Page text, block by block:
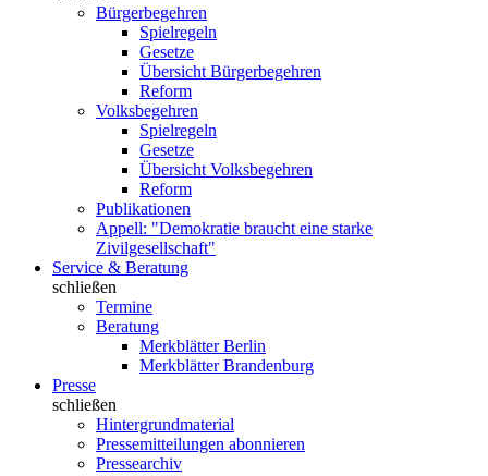
Bürgerbegehren
Spielregeln
Gesetze
Übersicht Bürgerbegehren
Reform
Volksbegehren
Spielregeln
Gesetze
Übersicht Volksbegehren
Reform
Publikationen
Appell: "Demokratie braucht eine starke
Zivilgesellschaft"
Service & Beratung
schließen
Termine
Beratung
Merkblätter Berlin
Merkblätter Brandenburg
Presse
schließen
Hintergrundmaterial
Pressemitteilungen abonnieren
Pressearchiv